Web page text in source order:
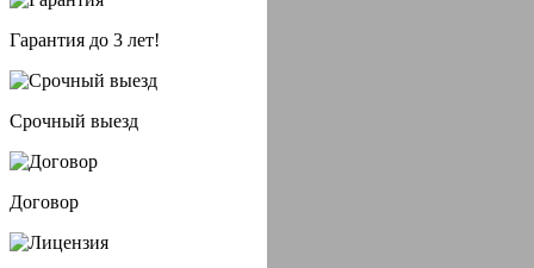
Гарантия до 3 лет!
Срочный выезд
Договор